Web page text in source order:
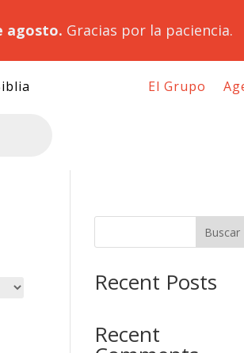
agosto. Gracias por la paciencia.
El Grupo
Buscar
Recent Posts
Recent